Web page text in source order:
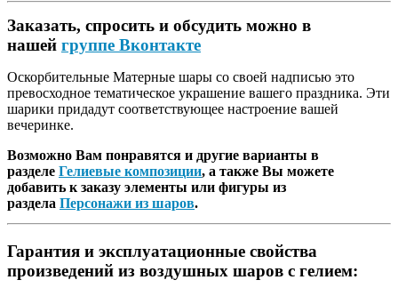
Заказать, спросить и обсудить можно в
нашей группе Вконтакте
Оскорбительные Матерные шары со своей надписью это
превосходное тематическое украшение вашего праздника. Эти
шарики придадут соответствующее настроение вашей
вечеринке.
Возможно Вам понравятся и другие варианты в
разделе Гелиевые композиции, а также Вы можете
добавить к заказу элементы или фигуры из
раздела Персонажи из шаров.
Гарантия и эксплуатационные свойства
произведений из воздушных шаров с гелием: